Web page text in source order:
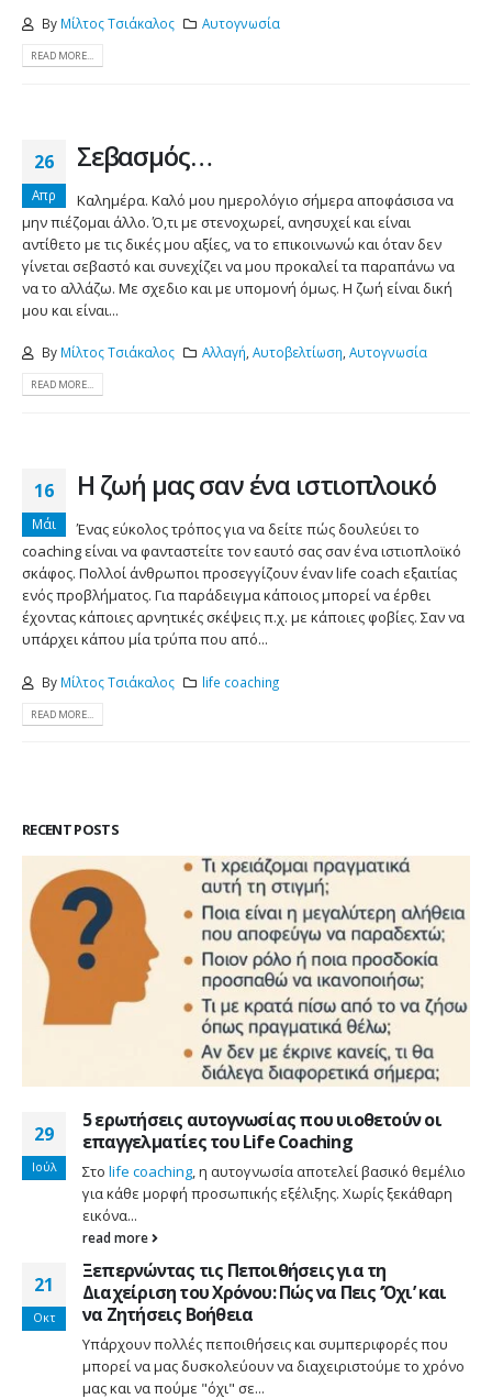
By Μίλτος Τσιάκαλος Αυτογνωσία
READ MORE...
26
Απρ
Σεβασμός…
Καλημέρα. Καλό μου ημερολόγιο σήμερα αποφάσισα να
μην πιέζομαι άλλο. Ό,τι με στενοχωρεί, ανησυχεί και είναι
αντίθετο με τις δικές μου αξίες, να το επικοινωνώ και όταν δεν
γίνεται σεβαστό και συνεχίζει να μου προκαλεί τα παραπάνω να
να το αλλάζω. Με σχεδιο και με υπομονή όμως. Η ζωή είναι δική
μου και είναι...
By Μίλτος Τσιάκαλος Αλλαγή,Αυτοβελτίωση,Αυτογνωσία
READ MORE...
16
Μάι
Η ζωή μας σαν ένα ιστιοπλοικό
Ένας εύκολος τρόπος για να δείτε πώς δουλεύει το
coaching είναι να φανταστείτε τον εαυτό σας σαν ένα ιστιοπλοϊκό
σκάφος. Πολλοί άνθρωποι προσεγγίζουν έναν life coach εξαιτίας
ενός προβλήματος. Για παράδειγμα κάποιος μπορεί να έρθει
έχοντας κάποιες αρνητικές σκέψεις π.χ. με κάποιες φοβίες. Σαν να
υπάρχει κάπου μία τρύπα που από...
By Μίλτος Τσιάκαλος life coaching
READ MORE...
RECENT POSTS
29
Ιούλ
5 ερωτήσεις αυτογνωσίας που υιοθετούν οι
επαγγελματίες του Life Coaching
Στο life coaching, η αυτογνωσία αποτελεί βασικό θεμέλιο
για κάθε μορφή προσωπικής εξέλιξης. Χωρίς ξεκάθαρη
εικόνα...
read more
21
Οκτ
Ξεπερνώντας τις Πεποιθήσεις για τη
Διαχείριση του Χρόνου: Πώς να Πεις ‘Όχι’ και
να Ζητήσεις Βοήθεια
Υπάρχουν πολλές πεποιθήσεις και συμπεριφορές που
μπορεί να μας δυσκολεύουν να διαχειριστούμε το χρόνο
μας και να πούμε "όχι" σε...